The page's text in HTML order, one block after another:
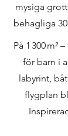
mysiga
behagliga
På 1 300 m²
för barn i
labyrint,
flygplan